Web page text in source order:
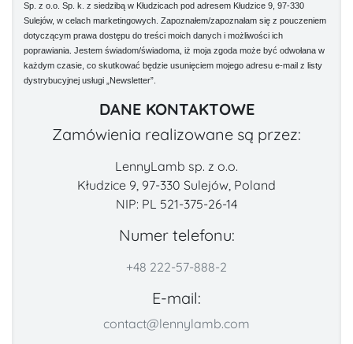
Sp. z o.o. Sp. k. z siedzibą w Kłudzicach pod adresem Kłudzice 9, 97-330
Sulejów, w celach marketingowych. Zapoznałem/zapoznałam się z pouczeniem
dotyczącym prawa dostępu do treści moich danych i możliwości ich
poprawiania. Jestem świadom/świadoma, iż moja zgoda może być odwołana w
każdym czasie, co skutkować będzie usunięciem mojego adresu e-mail z listy
dystrybucyjnej usługi „Newsletter”.
DANE KONTAKTOWE
Zamówienia realizowane są przez:
LennyLamb sp. z o.o.
Kłudzice 9, 97-330 Sulejów, Poland
NIP: PL 521-375-26-14
Numer telefonu:
+48 222-57-888-2
E-mail:
contact@lennylamb.com